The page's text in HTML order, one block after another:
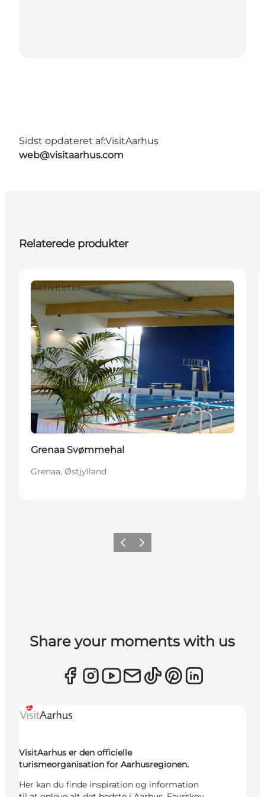
Sidst opdateret af:VisitAarhus
web@visitaarhus.com
Relaterede produkter
Aktiviteter
Grenaa Svømmehal
Grenaa, Østjylland
ForrigeNæste
Share your moments with us
VisitAarhus er den officielle
turismeorganisation for Aarhusregionen.
Her kan du finde inspiration og information